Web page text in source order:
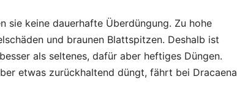
sie keine dauerhafte Überdüngung. Zu hohe
und braunen Blattspitzen. Deshalb ist
als seltenes, dafür aber heftiges Düngen.
etwas zurückhaltend düngt, fährt bei Dracaena